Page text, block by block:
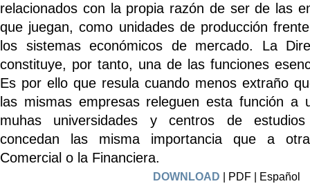
relacionados con la propia razón de ser de las
que juegan, como unidades de producción
los sistemas económicos de mercado. La
constituye, por tanto, una de las funciones
Es por ello que resula cuando menos extraño
las mismas empresas releguen esta función a
muhas universidades y centros de
concedan las misma importancia que a
Comercial o la Financiera.
DOWNLOAD | PDF | Español